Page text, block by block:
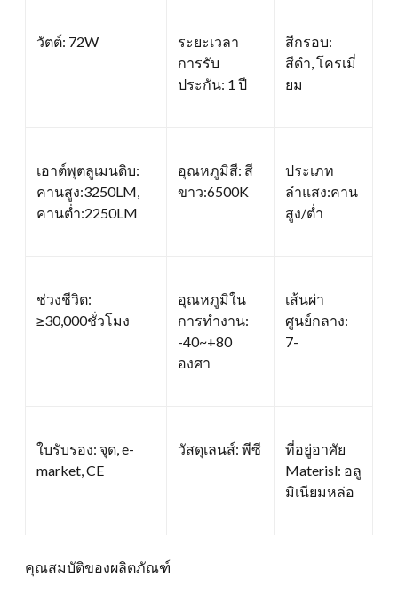
วัตต์: 72W
ระยะเวลา
การรับ
ประกัน: 1 ปี
สีกรอบ:
สีดำ, โครเมี่
ยม
เอาต์พุตลูเมนดิบ:
คานสูง:3250LM,
คานต่ำ:2250LM
อุณหภูมิสี: สี
ขาว:6500K
ประเภท
ลำแสง:คาน
สูง/ต่ำ
ช่วงชีวิต:
≥30,000ชั่วโมง
อุณหภูมิใน
การทำงาน:
-40~+80
องศา
เส้นผ่า
ศูนย์กลาง:
7-
ใบรับรอง: จุด, e-
market, CE
วัสดุเลนส์: พีซี
ที่อยู่อาศัย
Materisl: อลู
มิเนียมหล่อ
คุณสมบัติของผลิตภัณฑ์